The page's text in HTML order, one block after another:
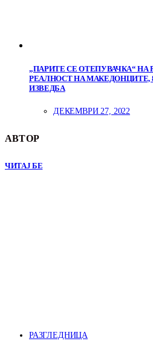
„ПАРИТЕ СЕ ОТЕПУВАЧКА“ НА
РЕАЛНОСТ НА МАКЕДОНЦИТЕ,
ИЗВЕДБА
ДЕКЕМВРИ 27, 2022
АВТОР
ЧИТАЈ БЕ
РАЗГЛЕДНИЦА